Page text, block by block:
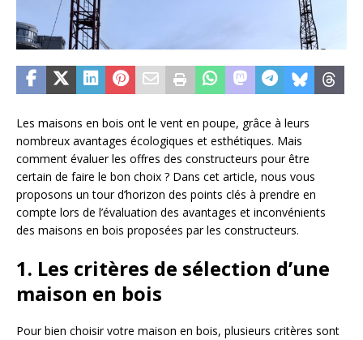
Les maisons en bois ont le vent en poupe, grâce à leurs
nombreux avantages écologiques et esthétiques. Mais
comment évaluer les offres des constructeurs pour être
certain de faire le bon choix ? Dans cet article, nous vous
proposons un tour d’horizon des points clés à prendre en
compte lors de l’évaluation des avantages et inconvénients
des maisons en bois proposées par les constructeurs.
1. Les critères de sélection d’une
maison en bois
Pour bien choisir votre maison en bois, plusieurs critères sont